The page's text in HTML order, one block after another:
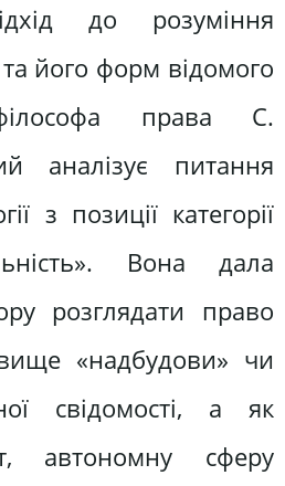
до розуміння
його форм відомого
філософа права С.
аналізує питання
з позиції категорії
Вона дала
розглядати право
«надбудови» чи
свідомості, а як
автономну сферу